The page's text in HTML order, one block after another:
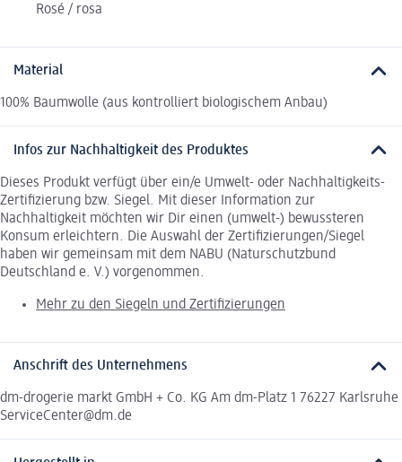
Rosé / rosa
Material
100% Baumwolle (aus kontrolliert biologischem Anbau)
Infos zur Nachhaltigkeit des Produktes
Dieses Produkt verfügt über ein/e Umwelt- oder Nachhaltigkeits-
Zertifizierung bzw. Siegel. Mit dieser Information zur
Nachhaltigkeit möchten wir Dir einen (umwelt-) bewussteren
Konsum erleichtern. Die Auswahl der Zertifizierungen/Siegel
haben wir gemeinsam mit dem NABU (Naturschutzbund
Deutschland e. V.) vorgenommen.
Mehr zu den Siegeln und Zertifizierungen
Anschrift des Unternehmens
dm-drogerie markt GmbH + Co. KG Am dm-Platz 1 76227 Karlsruhe
ServiceCenter@dm.de